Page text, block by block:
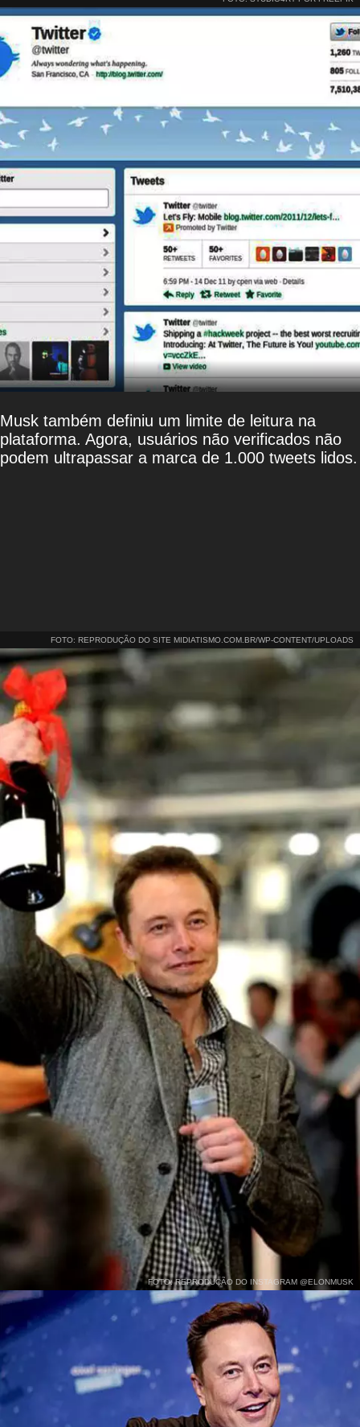
Musk também definiu um limite de leitura na
plataforma. Agora, usuários não verificados não
podem ultrapassar a marca de 1.000 tweets lidos.
FOTO: REPRODUÇÃO DO SITE MIDIATISMO.COM.BR/WP-CONTENT/UPLOADS
FOTO: REPRODUÇÃO DO INSTAGRAM @ELONMUSK